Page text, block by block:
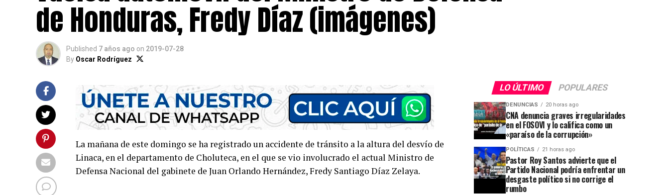
de Honduras, Fredy Díaz (imágenes)
Published 7 años ago on 2019-07-28
By Oscar Rodríguez
La mañana de este domingo se ha registrado un accidente de tránsito a la altura del desvío de
Linaca, en el departamento de Choluteca, en el que se vio involucrado el actual Ministro de
Defensa Nacional del gabinete de Juan Orlando Hernández, Fredy Santiago Díaz Zelaya.
LO ÚLTIMO POPULARES
DENUNCIAS 20 horas ago
CNA denuncia graves irregularidades
en el FOSOVI y lo califica como un
«paraíso de la corrupción»
POLÍTICAS 21 horas ago
Pastor Roy Santos advierte que el
Partido Nacional podría enfrentar un
desgaste político si no corrige el
rumbo